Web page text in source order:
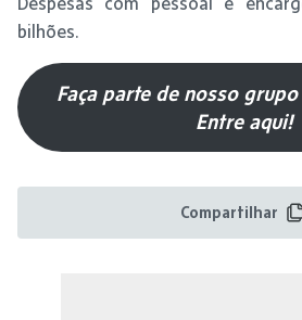
bilhões.
Faça parte de nosso
Entre aqui!
Compartilhar